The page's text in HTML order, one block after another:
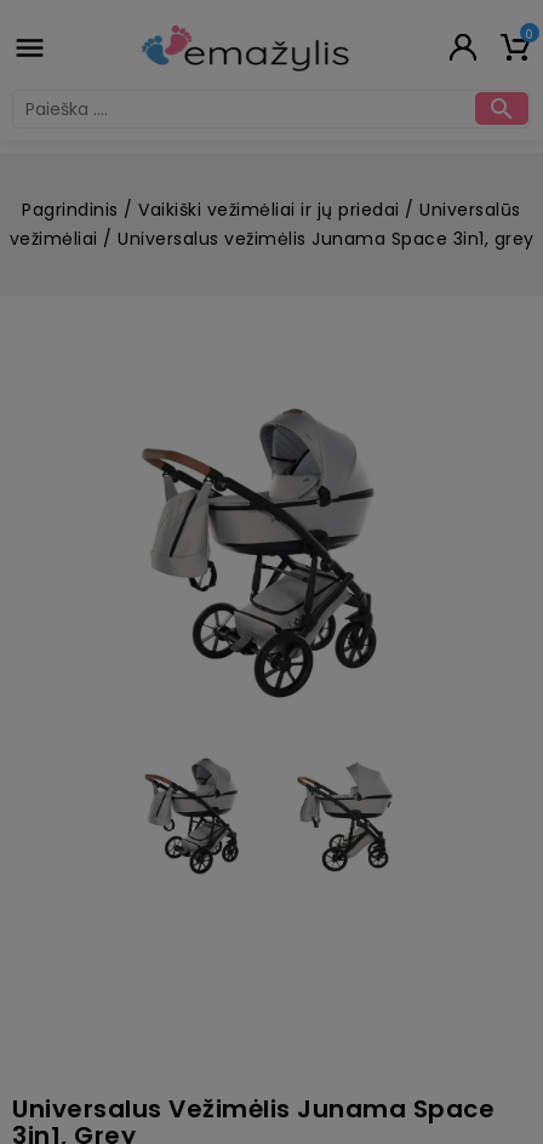
 0

Pagrindinis Vaikiški vežimėliai ir jų priedai
Universalūs
vežimėliai
Universalus vežimėlis Junama Space 3in1, grey
Universalus Vežimėlis Junama Space
3in1, Grey